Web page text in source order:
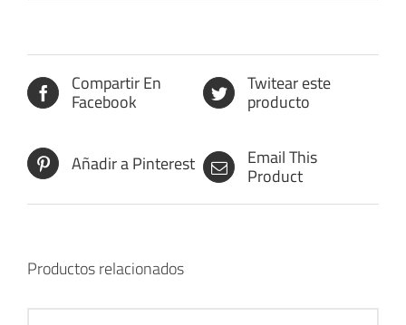
Compartir En
Facebook
Twitear este
producto
Añadir a Pinterest Email This
Product
Productos relacionados